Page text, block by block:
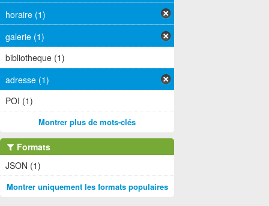
horaire (1)
galerie (1)
bibliotheque (1)
adresse (1)
POI (1)
Montrer plus de mots-clés
Formats
JSON (1)
Montrer uniquement les formats populaires